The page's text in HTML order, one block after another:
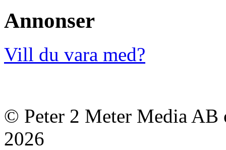
Annonser
Vill du vara med?
© Peter 2 Meter Media AB
2026